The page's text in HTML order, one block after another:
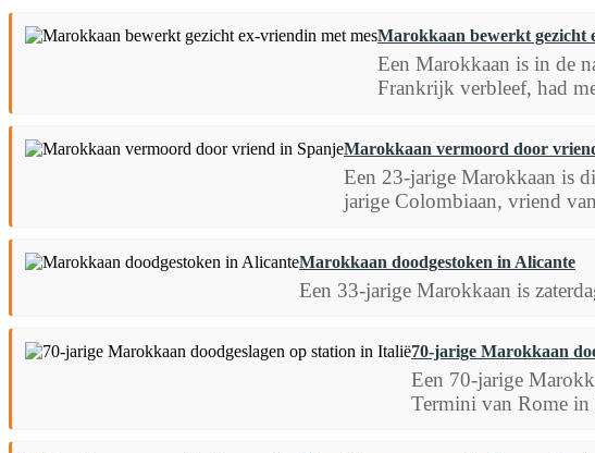
Marokkaan bewerkt gezicht
Een Marokkaan is in de
Frankrijk verbleef, had
Marokkaan vermoord door
Een 23-jarige Marokkaan is
jarige Colombiaan, vriend
Marokkaan doodgestoken in Alicante
Een 33-jarige Marokkaan is
70-jarige Marokkaan
Een 70-jarige
Termini van Rome in